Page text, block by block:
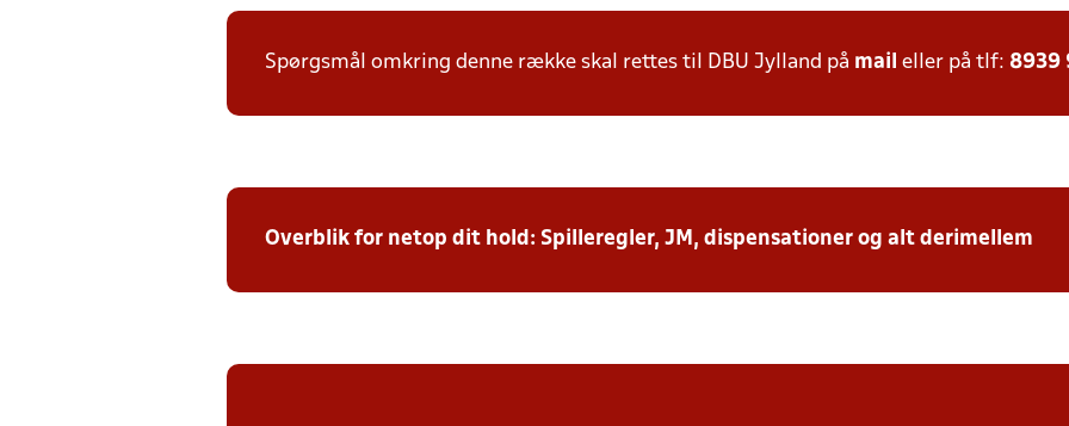
Spørgsmål omkring denne række skal rettes til DBU Jylland på mail eller på tlf: 8939
Overblik for netop dit hold: Spilleregler, JM, dispensationer og alt derimellem